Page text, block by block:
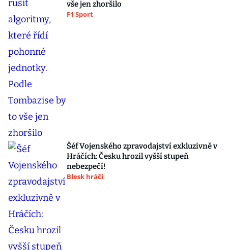
vše jen zhoršilo
F1 Sport
Šéf Vojenského zpravodajství exkluzivně v
Hráčích: Česku hrozil vyšší stupeň
nebezpečí!
Blesk hráči